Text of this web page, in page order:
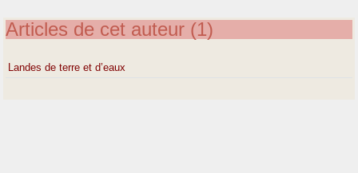
Articles de cet auteur (1)
Landes de terre et d’eaux